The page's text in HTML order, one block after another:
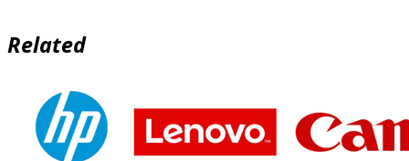
Related